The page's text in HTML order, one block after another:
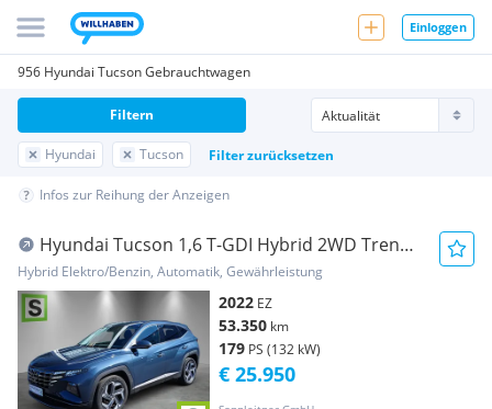
Einloggen
956 Hyundai Tucson Gebrauchtwagen
Hyundai Tucson Filter zurücksetzen
Filtern
Infos zur Reihung der Anzeigen
Hyundai Tucson 1,6 T-GDI Hybrid 2WD Trend
Line Aut.
Hybrid Elektro/Benzin, Automatik, Gewährleistung
2022 EZ
53.350 km
179 PS (132 kW)
€ 25.950